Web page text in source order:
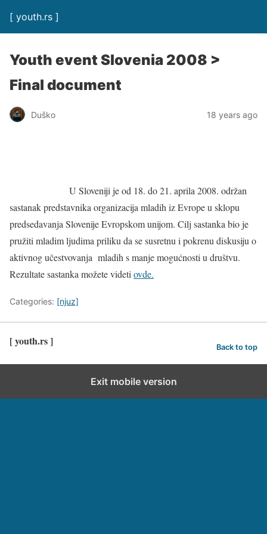
[ youth.rs ]
Youth event Slovenia 2008 >
Final document
Duško 18 years ago
U Sloveniji je od 18. do 21. aprila 2008. održan
sastanak predstavnika organizacija mladih iz Evrope u sklopu
predsedavanja Slovenije Evropskom unijom. Cilj sastanka bio je
pružiti mladim ljudima priliku da se susretnu i pokrenu diskusiju o
aktivnog učestvovanja mladih s manje mogućnosti u društvu.
Rezultate sastanka možete videti ovde.
Categories: [njuz]
[ youth.rs ] Back to top
Exit mobile version